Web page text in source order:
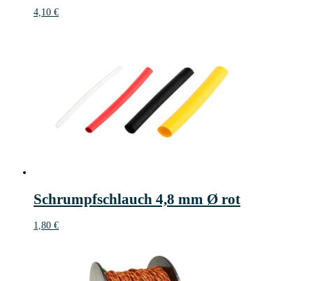
4,10 €
Schrumpfschlauch 4,8 mm Ø rot
1,80 €